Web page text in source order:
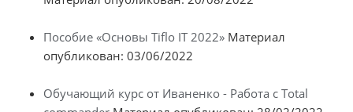
Пособие «Основы Tiflo IT 2022» Материал
опубликован: 03/06/2022
Обучающий курс от Иваненко - Работа с Total